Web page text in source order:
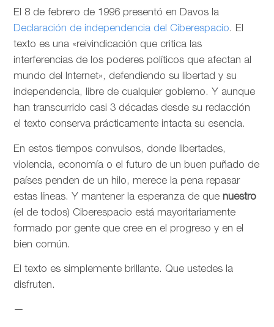
El 8 de febrero de 1996 presentó en Davos la
Declaración de independencia del Ciberespacio. El
texto es una «reivindicación que critica las
interferencias de los poderes políticos que afectan al
mundo del Internet», defendiendo su libertad y su
independencia, libre de cualquier gobierno. Y aunque
han transcurrido casi 3 décadas desde su redacción
el texto conserva prácticamente intacta su esencia.
En estos tiempos convulsos, donde libertades,
violencia, economía o el futuro de un buen puñado de
países penden de un hilo, merece la pena repasar
estas líneas. Y mantener la esperanza de que nuestro
(el de todos) Ciberespacio está mayoritariamente
formado por gente que cree en el progreso y en el
bien común.
El texto es simplemente brillante. Que ustedes la
disfruten.
—